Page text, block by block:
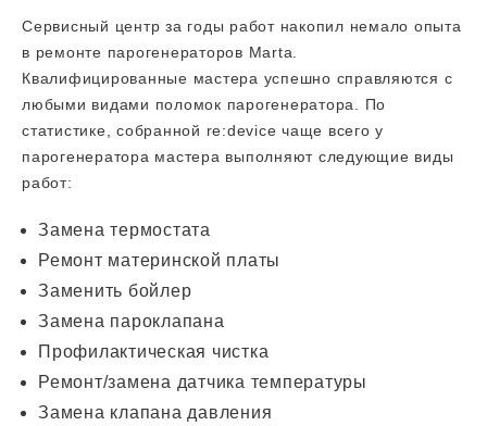
Сервисный центр за годы работ накопил немало опыта
в ремонте парогенераторов Marta.
Квалифицированные мастера успешно справляются с
любыми видами поломок парогенератора. По
статистике, собранной re:device чаще всего у
парогенератора мастера выполняют следующие виды
работ:
Замена термостата
Ремонт материнской платы
Заменить бойлер
Замена пароклапана
Профилактическая чистка
Ремонт/замена датчика температуры
Замена клапана давления